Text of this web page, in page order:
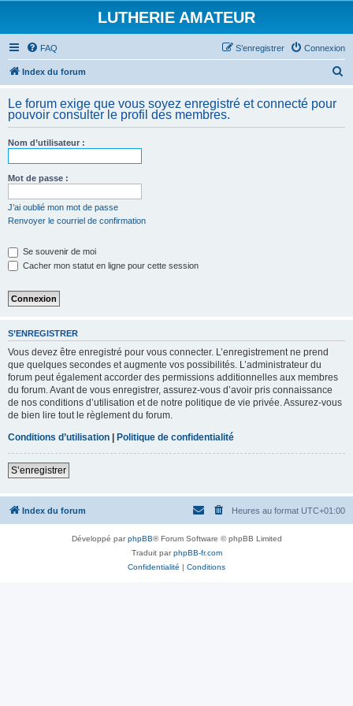
LUTHERIE AMATEUR
FAQ Connexion
S’enregistrer
Index du forum
h
Le forum exige que vous soyez enregistré et connecté pour
pouvoir consulter le profil des membres.
Nom d’utilisateur :
Mot de passe :
J’ai oublié mon mot de passe
Renvoyer le courriel de confirmation
Se souvenir de moi
Cacher mon statut en ligne pour cette session
S’ENREGISTRER
Vous devez être enregistré pour vous connecter. L’enregistrement ne prend
que quelques secondes et augmente vos possibilités. L’administrateur du
forum peut également accorder des permissions additionnelles aux membres
du forum. Avant de vous enregistrer, assurez-vous d’avoir pris connaissance
de nos conditions d’utilisation et de notre politique de vie privée. Assurez-vous
de bien lire tout le règlement du forum.
Conditions d’utilisation | Politique de confidentialité
S’enregistrer
Index du forum Heures au format UTC+01:00
Développé parphpBB® Forum Software © phpBB Limited
Traduit parphpBB-fr.com
Confidentialité | Conditions